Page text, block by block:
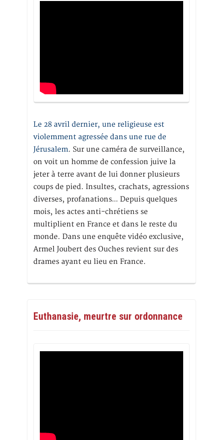
Le 28 avril dernier, une religieuse est
violemment agressée dans une rue de
Jérusalem. Sur une caméra de surveillance,
on voit un homme de confession juive la
jeter à terre avant de lui donner plusieurs
coups de pied. Insultes, crachats, agressions
diverses, profanations… Depuis quelques
mois, les actes anti-chrétiens se
multiplient en France et dans le reste du
monde. Dans une enquête vidéo exclusive,
Armel Joubert des Ouches revient sur des
drames ayant eu lieu en France.
Euthanasie, meurtre sur ordonnance